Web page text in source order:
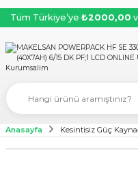
Tüm Türkiye’ye ₺2000,00
Anasayfa Kesintisiz Güç